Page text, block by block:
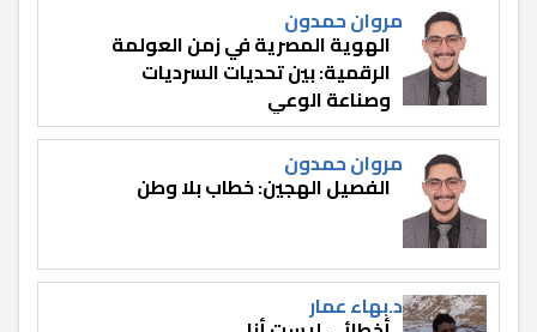
مروان حمدون
الهوية المصرية في زمن العولمة
الرقمية: بين تحديات السرديات
وصناعة الوعي
مروان حمدون
الفصيل الهجين: خطاب بلا وطن
د.بهاء عمار